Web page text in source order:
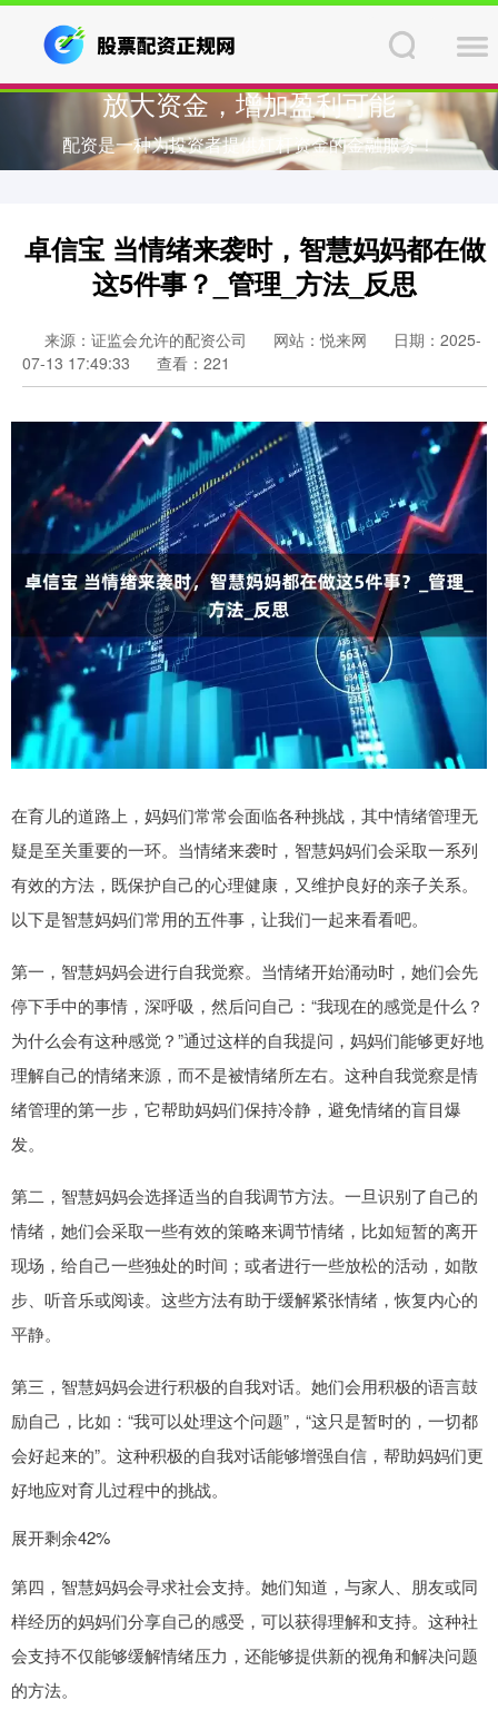
放大资金，增加盈利可能
配资是一种为投资者提供杠杆资金的金融服务！
卓信宝 当情绪来袭时，智慧妈妈都在做
这5件事？_管理_方法_反思
来源：证监会允许的配资公司 网站：悦来网
日期：2025-
07-13 17:49:33
查看：221
在育儿的道路上，妈妈们常常会面临各种挑战，其中情绪管理无
疑是至关重要的一环。当情绪来袭时，智慧妈妈们会采取一系列
有效的方法，既保护自己的心理健康，又维护良好的亲子关系。
以下是智慧妈妈们常用的五件事，让我们一起来看看吧。
第一，智慧妈妈会进行自我觉察。当情绪开始涌动时，她们会先
停下手中的事情，深呼吸，然后问自己：“我现在的感觉是什么？
为什么会有这种感觉？”通过这样的自我提问，妈妈们能够更好地
理解自己的情绪来源，而不是被情绪所左右。这种自我觉察是情
绪管理的第一步，它帮助妈妈们保持冷静，避免情绪的盲目爆
发。
第二，智慧妈妈会选择适当的自我调节方法。一旦识别了自己的
情绪，她们会采取一些有效的策略来调节情绪，比如短暂的离开
现场，给自己一些独处的时间；或者进行一些放松的活动，如散
步、听音乐或阅读。这些方法有助于缓解紧张情绪，恢复内心的
平静。
第三，智慧妈妈会进行积极的自我对话。她们会用积极的语言鼓
励自己，比如：“我可以处理这个问题”，“这只是暂时的，一切都
会好起来的”。这种积极的自我对话能够增强自信，帮助妈妈们更
好地应对育儿过程中的挑战。
展开剩余42%
第四，智慧妈妈会寻求社会支持。她们知道，与家人、朋友或同
样经历的妈妈们分享自己的感受，可以获得理解和支持。这种社
会支持不仅能够缓解情绪压力，还能够提供新的视角和解决问题
的方法。